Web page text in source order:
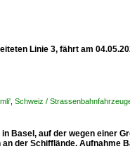
Linie 3, fährt am
Schweiz /
Basel, auf der wegen einer
der Schifflände. Aufnahme